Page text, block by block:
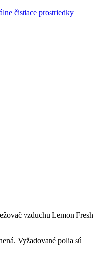
čistiace prostriedky
vzduchu Lemon Fresh
Vyžadované polia sú